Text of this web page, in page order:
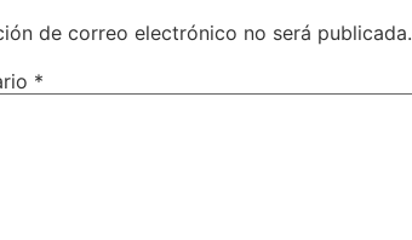
de correo electrónico no será publicada.
*